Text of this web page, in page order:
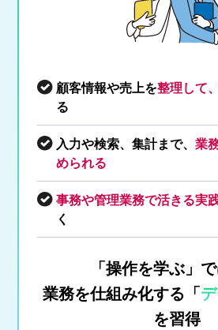
顧客情報や売上を整理して
る
入力や検索、集計まで、 業
められる
事務や管理業務で活きる実
く
「操作を学ぶ」
業務を仕組み化する「
を習得